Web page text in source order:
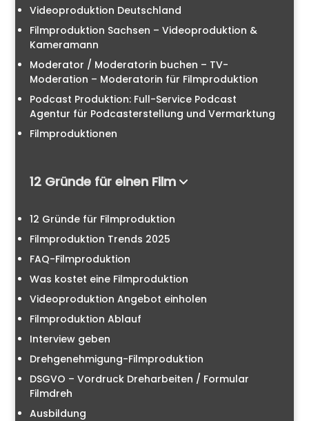
Videoproduktion Deutschland
Filmproduktion Sachsen – Videoproduktion &
Kameramann
Moderator / Moderatorin buchen – TV-
Moderation – Moderatorin für Filmproduktion
Podcast Produktion: Full-Service Podcast
Agentur für Podcasterstellung und Vermarktung
Filmproduktionen
12 Gründe für einen Film
12 Gründe für Filmproduktion
Filmproduktion Trends 2025
FAQ-Filmproduktion
Was kostet eine Filmproduktion
Videoproduktion Angebot einholen
Filmproduktion Ablauf
Interview geben
Drehgenehmigung-Filmproduktion
DSGVO – Vordruck Dreharbeiten / Formular
Filmdreh
Ausbildung